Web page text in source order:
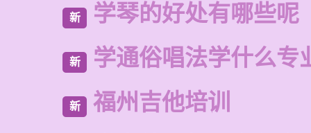
新 学琴的好处有哪些呢
新 学通俗唱法学什么专
新 福州吉他培训